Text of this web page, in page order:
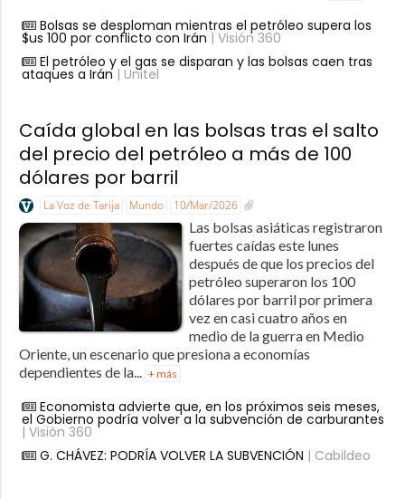
Bolsas se desploman mientras el petróleo supera los
$us 100 por conflicto con Irán | Visión 360
El petróleo y el gas se disparan y las bolsas caen tras
ataques a Irán| Unitel
Caída global en las bolsas tras el salto
del precio del petróleo a más de 100
dólares por barril
La Voz de Tarija Mundo 10/Mar/2026
Las bolsas asiáticas registraron
fuertes caídas este lunes
después de que los precios del
petróleo superaron los 100
dólares por barril por primera
vez en casi cuatro años en
medio de la guerra en Medio
Oriente, un escenario que presiona a economías
dependientes de la...
+ más
Economista advierte que, en los próximos seis meses,
el Gobierno podría volver a la subvención de carburantes
| Visión 360
G. CHÁVEZ: PODRÍA VOLVER LA SUBVENCIÓN | Cabildeo